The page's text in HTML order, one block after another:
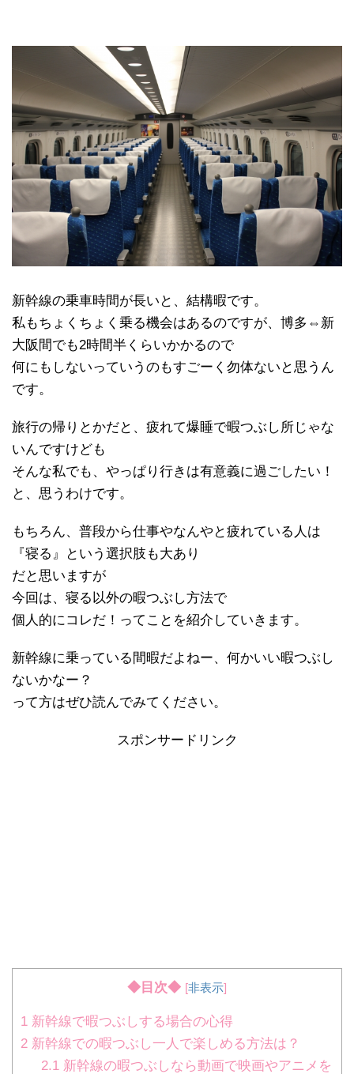
新幹線の乗車時間が長いと、結構暇です。
私もちょくちょく乗る機会はあるのですが、博多⇔新
大阪間でも2時間半くらいかかるので
何にもしないっていうのもすごーく勿体ないと思うん
です。
旅行の帰りとかだと、疲れて爆睡で暇つぶし所じゃな
いんですけども
そんな私でも、やっぱり行きは有意義に過ごしたい！
と、思うわけです。
もちろん、普段から仕事やなんやと疲れている人は
『寝る』という選択肢も大あり
だと思いますが
今回は、寝る以外の暇つぶし方法で
個人的にコレだ！ってことを紹介していきます。
新幹線に乗っている間暇だよねー、何かいい暇つぶし
ないかなー？
って方はぜひ読んでみてください。
スポンサードリンク
◆目次◆ [非表示]
1 新幹線で暇つぶしする場合の心得
2 新幹線での暇つぶし一人で楽しめる方法は？
2.1 新幹線の暇つぶしなら動画で映画やアニメを